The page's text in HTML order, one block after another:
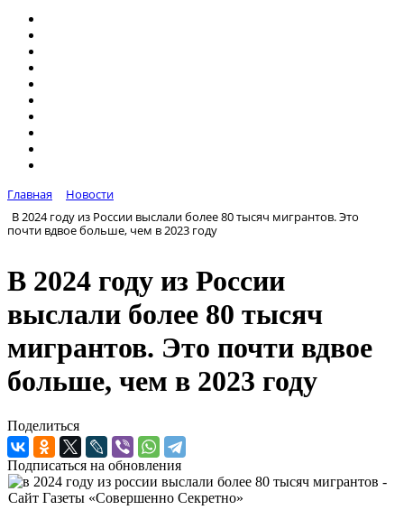
Главная
Новости
В 2024 году из России выслали более 80 тысяч мигрантов. Это
почти вдвое больше, чем в 2023 году
В 2024 году из России
выслали более 80 тысяч
мигрантов. Это почти вдвое
больше, чем в 2023 году
Поделиться
Подписаться на обновления